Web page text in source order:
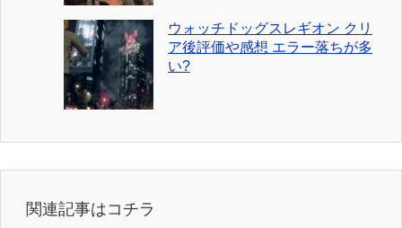
ウォッチドッグスレギオン クリ
ア後評価や感想 エラー落ちが多
い?
関連記事はコチラ